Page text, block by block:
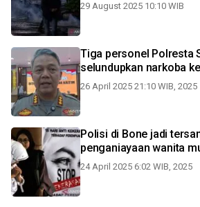
29 August 2025 10:10 WIB
Tiga personel Polresta
selundupkan narkoba
26 April 2025 21:10 WIB, 2025
Polisi di Bone jadi
penganiayaan wanita
24 April 2025 6:02 WIB, 2025